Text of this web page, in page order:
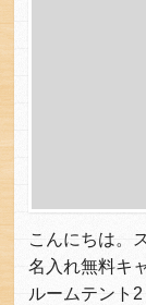
こんにちは。
名入れ無料キ
ルームテント